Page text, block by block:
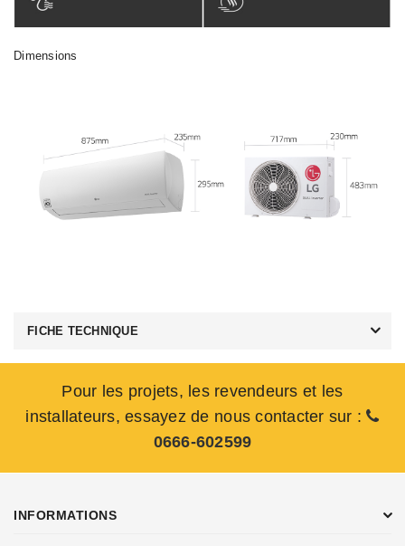
Dimensions
FICHE TECHNIQUE
Pour les projets, les revendeurs et les
installateurs, essayez de nous contacter sur :
0666-602599
INFORMATIONS